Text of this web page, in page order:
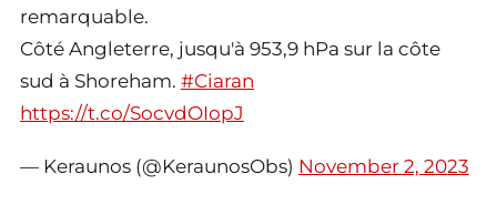
remarquable.
Côté Angleterre, jusqu'à 953,9 hPa sur la côte
sud à Shoreham. #Ciaran
https://t.co/SocvdOIopJ
— Keraunos (@KeraunosObs) November 2, 2023